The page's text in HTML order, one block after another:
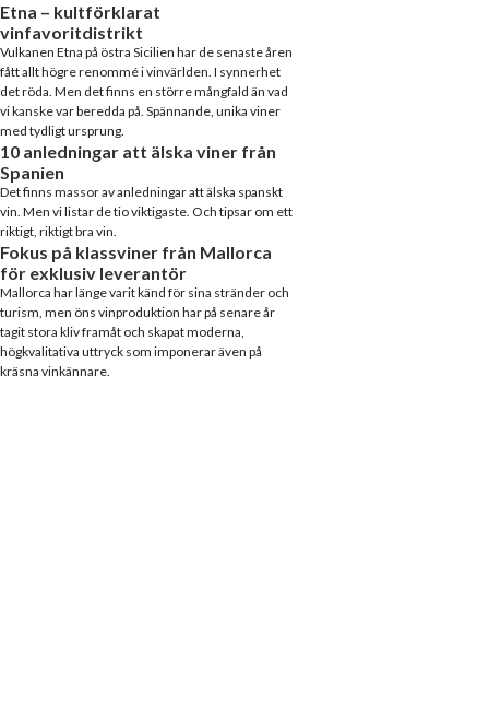
Etna – kultförklarat
vinfavoritdistrikt
Vulkanen Etna på östra Sicilien har de senaste åren
fått allt högre renommé i vinvärlden. I synnerhet
det röda. Men det finns en större mångfald än vad
vi kanske var beredda på. Spännande, unika viner
med tydligt ursprung.
10 anledningar att älska viner från
Spanien
Det finns massor av anledningar att älska spanskt
vin. Men vi listar de tio viktigaste. Och tipsar om ett
riktigt, riktigt bra vin.
Fokus på klassviner från Mallorca
för exklusiv leverantör
Mallorca har länge varit känd för sina stränder och
turism, men öns vinproduktion har på senare år
tagit stora kliv framåt och skapat moderna,
högkvalitativa uttryck som imponerar även på
kräsna vinkännare.